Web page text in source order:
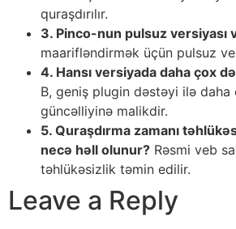
quraşdırılır.
3. Pinco-nun pulsuz versiyası
maarifləndirmək üçün pulsuz
4. Hansı versiyada daha çox
B, geniş plugin dəstəyi ilə daha
güncəlliyinə malikdir.
5. Quraşdırma zamanı
necə həll olunur? Rəsmi veb
təhlükəsizlik təmin edilir.
Leave a Reply